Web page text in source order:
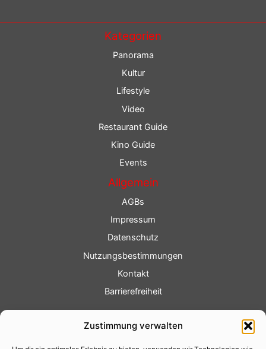
Zustimmung verwalten
Kategorien
Panorama
Kultur
Lifestyle
Video
Restaurant Guide
Kino Guide
Events
Allgemein
AGBs
Impressum
Datenschutz
Nutzungsbestimmungen
Kontakt
Barrierefreiheit
Fotoservice